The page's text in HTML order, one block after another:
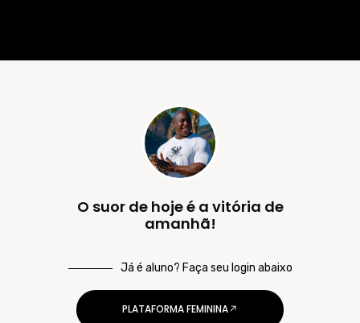
O suor de hoje é a vitória de
amanhã!
Já é aluno? Faça seu login abaixo
PLATAFORMA FEMININA